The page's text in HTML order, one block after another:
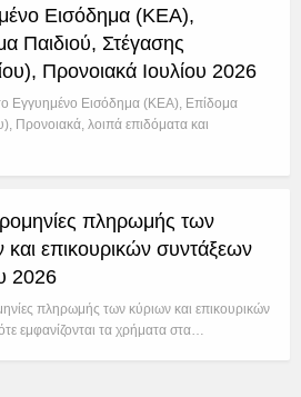
Εισόδημα (ΚΕΑ),
Παιδιού, Στέγασης
Προνοιακά Ιουλίου 2026
Εγγυημένο Εισόδημα (ΚΕΑ), Επίδομα
Προνοιακά, λοιπά επιδόματα και
πληρωμής των
και επικουρικών συντάξεων
2026
πληρωμής των κύριων και επικουρικών
εμφανίζονται τα χρήματα στα…